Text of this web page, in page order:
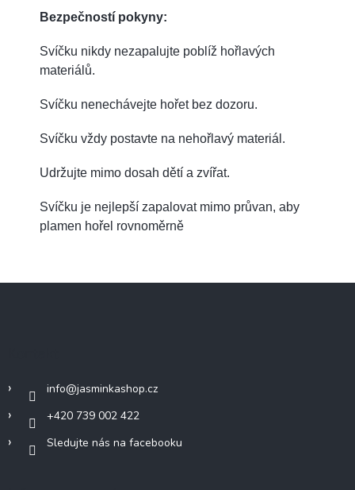
Bezpečností pokyny:
Svíčku nikdy nezapalujte poblíž hořlavých
materiálů.
Svíčku nenechávejte hořet bez dozoru.
Svíčku vždy postavte na nehořlavý materiál.
Udržujte mimo dosah dětí a zvířat.
Svíčku je nejlepší zapalovat mimo průvan, aby
plamen hořel rovnoměrně
info@jasminkashop.cz
+420 739 002 422
Sledujte nás na facebooku